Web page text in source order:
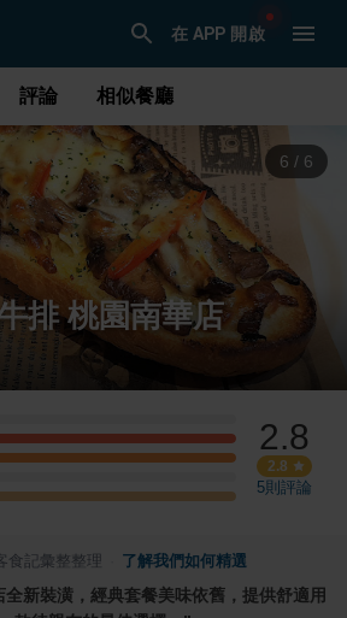
在 APP 開啟
評論 相似餐廳
1 / 6
排 桃園南華店
2.8
2.8
5則評論
食記彙整整理 了解我們如何精選
新裝潢，經典套餐美味依舊，提供舒適用